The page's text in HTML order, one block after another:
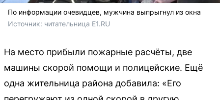
По информации очевидцев, мужчина выпрыгнул из окна
Источник: читательница E1.RU
На место прибыли пожарные расчёты, две
машины скорой помощи и полицейские. Ещё
одна жительница района добавила: «Его